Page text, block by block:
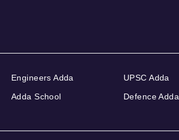
Engineers Adda
Adda School
UPSC Adda
Defence Adda